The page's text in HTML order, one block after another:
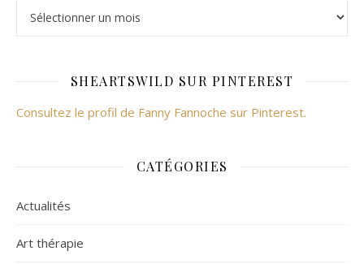
SHEARTSWILD SUR PINTEREST
Consultez le profil de Fanny Fannoche sur Pinterest.
CATÉGORIES
Actualités
Art thérapie